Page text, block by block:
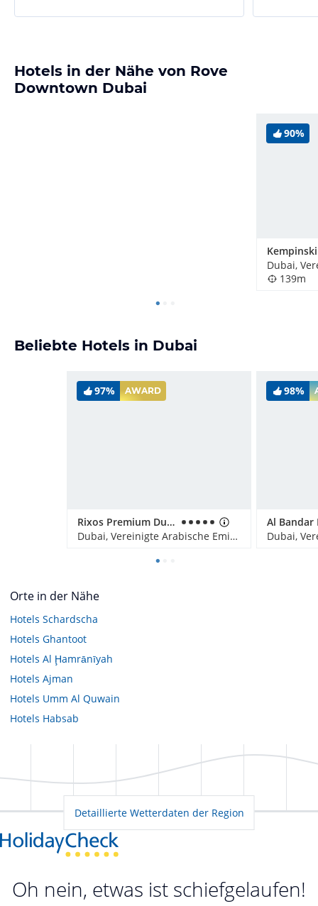
Hotels in der Nähe von Rove
Downtown Dubai
90%
139m
Beliebte Hotels in Dubai
97% AWARD
Rixos Premium Dubai JBR
Dubai, Vereinigte Arabische Emirate
98%
Orte in der Nähe
Hotels Schardscha
Hotels Ghantoot
Hotels Al Ḩamrānīyah
Hotels Ajman
Hotels Umm Al Quwain
Hotels Habsab
Detaillierte Wetterdaten der Region
Oh nein, etwas ist schiefgelaufen!